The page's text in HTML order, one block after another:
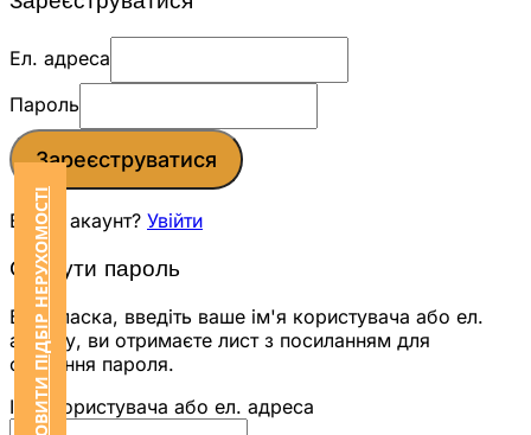
ЗАМОВИТИ ПІДБІР НЕРУХОМОСТІ
Ел. адреса
Пароль
Зареєструватися
Вже є акаунт? Увійти
Скинути пароль
Будь ласка, введіть ваше ім'я користувача або ел.
адресу, ви отримаєте лист з посиланням для
скидання пароля.
Ім'я користувача або ел. адреса